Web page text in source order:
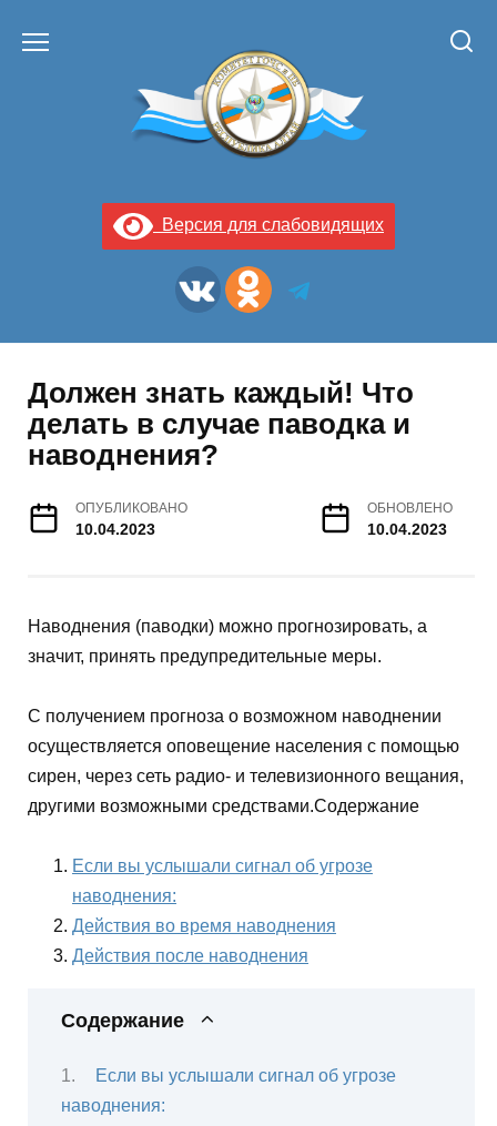
Версия для слабовидящих
Должен знать каждый! Что
делать в случае паводка и
наводнения?
ОПУБЛИКОВАНО
10.04.2023
ОБНОВЛЕНО
10.04.2023
Наводнения (паводки) можно прогнозировать, а
значит, принять предупредительные меры.
С получением прогноза о возможном наводнении
осуществляется оповещение населения с помощью
сирен, через сеть радио- и телевизионного вещания,
другими возможными средствами.Содержание
Если вы услышали сигнал об угрозе
наводнения:
Действия во время наводнения
Действия после наводнения
Содержание
Если вы услышали сигнал об угрозе
наводнения: